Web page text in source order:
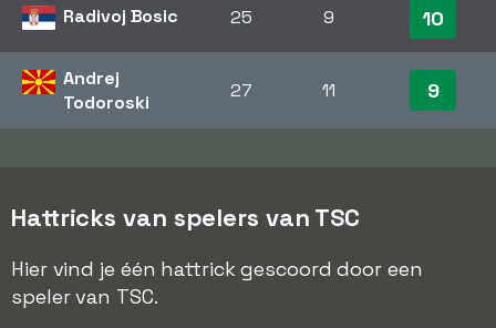
Radivoj Bosic 25 9 10
Andrej
Todoroski
27 11 9
Hattricks van spelers van TSC
Hier vind je één hattrick gescoord door een
speler van TSC.